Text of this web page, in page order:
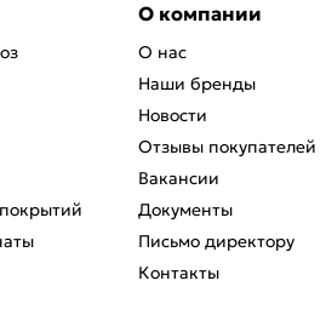
О компании
О нас
Наши бренды
Новости
Отзывы покупателей
Вакансии
Документы
Письмо директору
Контакты